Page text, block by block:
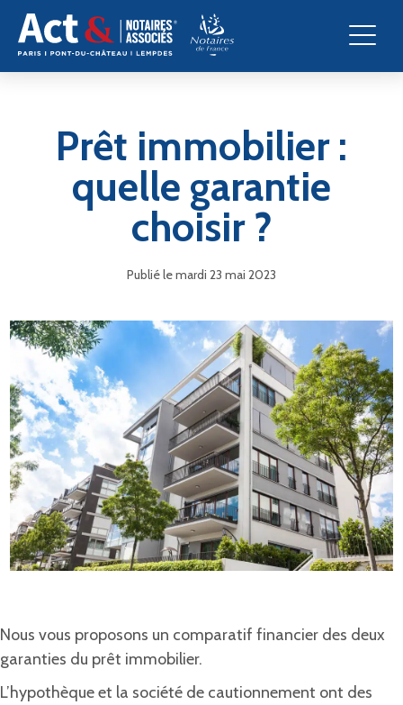
Prêt immobilier :
quelle garantie
choisir ?
Publié le mardi 23 mai 2023
Nous vous proposons un comparatif financier des deux
garanties du prêt immobilier.
L’hypothèque et la société de cautionnement ont des